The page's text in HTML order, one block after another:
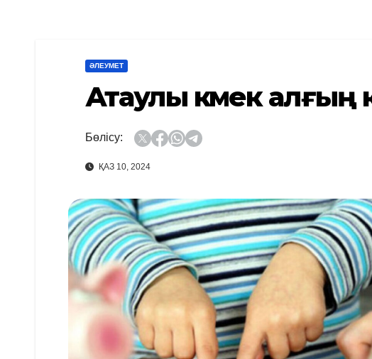
ӘЛЕУМЕТ
Атаулы көмек алғың
Бөлісу:
ҚАЗ 10, 2024